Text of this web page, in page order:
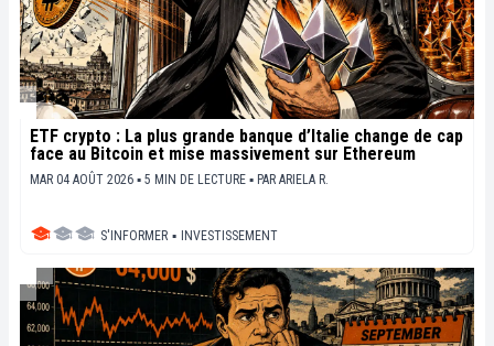
ETF crypto : La plus grande banque d’Italie change de cap
face au Bitcoin et mise massivement sur Ethereum
MAR 04 AOÛT 2026 ▪ 5 MIN DE LECTURE ▪ PAR ARIELA R.
S'INFORMER ▪ INVESTISSEMENT